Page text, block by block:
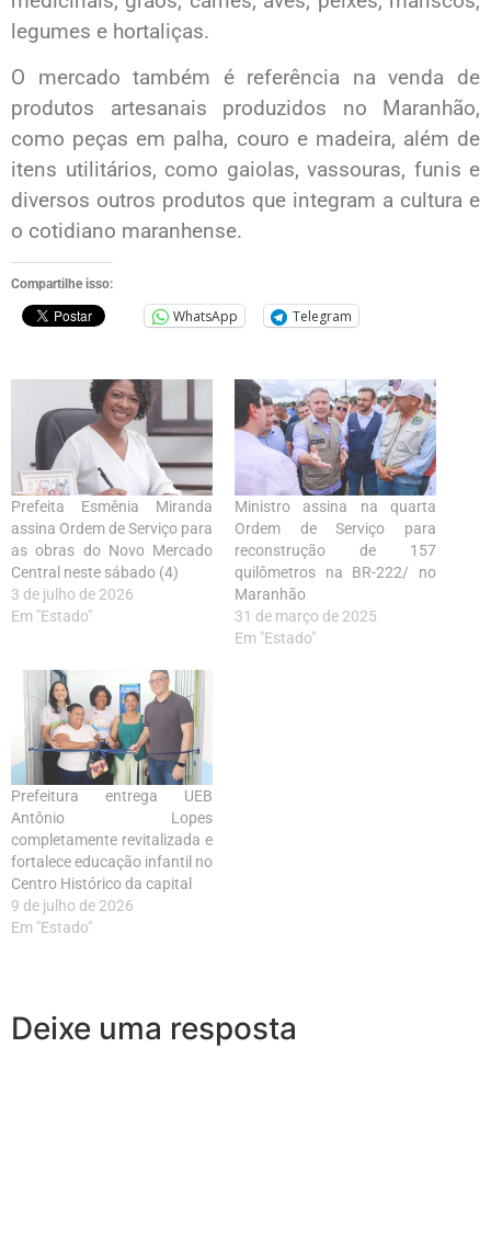
legumes e hortaliças.
O mercado também é referência na venda de
produtos artesanais produzidos no Maranhão,
como peças em palha, couro e madeira, além de
itens utilitários, como gaiolas, vassouras, funis e
diversos outros produtos que integram a cultura e
o cotidiano maranhense.
Compartilhe isso:
WhatsApp Telegram
Prefeita Esmênia Miranda
assina Ordem de Serviço para
as obras do Novo Mercado
Central neste sábado (4)
3 de julho de 2026
Em "Estado"
Ministro assina na quarta
Ordem de Serviço para
reconstrução de 157
quilômetros na BR-222/ no
Maranhão
31 de março de 2025
Em "Estado"
Prefeitura entrega UEB
Antônio Lopes
completamente revitalizada e
fortalece educação infantil no
Centro Histórico da capital
9 de julho de 2026
Em "Estado"
Deixe uma resposta